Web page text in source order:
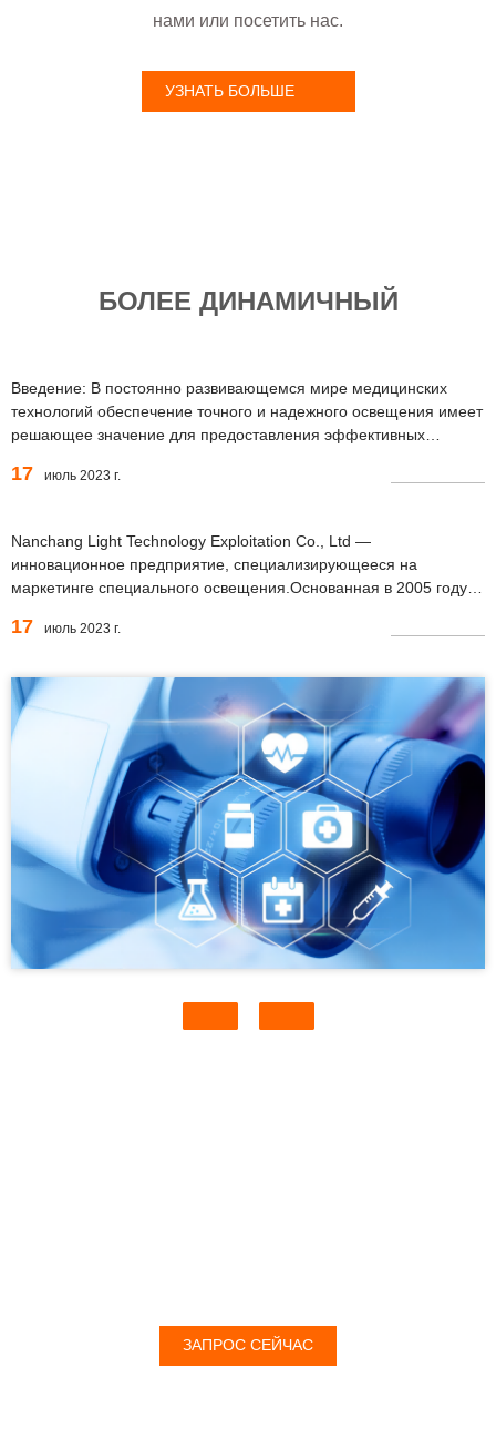
нами или посетить нас.
УЗНАТЬ БОЛЬШЕ
БОЛЕЕ ДИНАМИЧНЫЙ
Введение: В постоянно развивающемся мире медицинских
технологий обеспечение точного и надежного освещения имеет
решающее значение для предоставления эффективных
компания находится в авангарде, специализируясь на
17 июль 2023 г.
Nanchang Light Technology Exploitation Co., Ltd —
инновационное предприятие, специализирующееся на
маркетинге специального освещения.Основанная в 2005 году,
Наньчанской зоне высоких технологий в Китае.Обладая более
17 июль 2023 г.
ЗАПРОС СЕЙЧАС